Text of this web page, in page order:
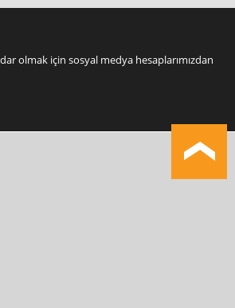
olmak için sosyal medya hesaplarımızdan